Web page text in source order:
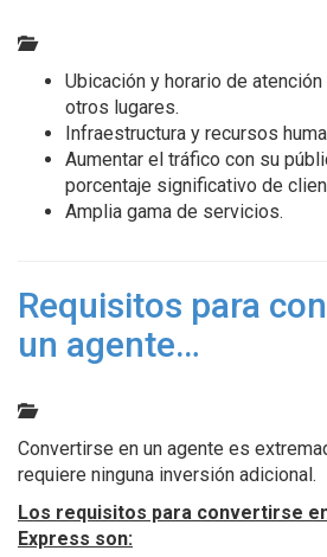
Ubicación y horario de
otros lugares.
Infraestructura y recursos
Aumentar el tráfico con su
porcentaje significativo de
Amplia gama de servicios.
Requisitos para
un agente…
Convertirse en un agente es
requiere ninguna inversión adicional.
Los requisitos para convertirse
Express son: